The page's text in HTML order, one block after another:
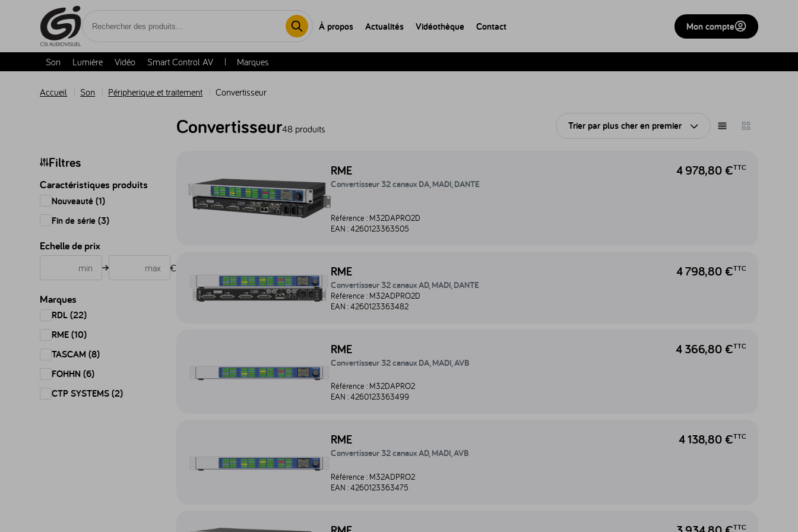
Accèder au contenu À propos Actualités Vidéothèque Contact Mon compte
Son Lumière Vidéo Smart Control AV Marques
Accueil Son Péripherique et traitement Convertisseur
Filtres
Caractéristiques produits
Nouveauté (1)
Fin de série (3)
Echelle de prix
€
Marques
RDL (22)
RME (10)
TASCAM (8)
FOHHN (6)
CTP SYSTEMS (2)
Convertisseur48 produits Trier par plus cher en premier Ouvrir le triAfficher en liste
Afficher en
RME
Convertisseur 32 canaux DA, MADI, DANTE
4 978,80 €TTC
Référence : M32DAPRO2D
EAN :4260123363505
RME
Convertisseur 32 canaux AD, MADI, DANTE
4 798,80 €TTC
Référence : M32ADPRO2D
EAN :4260123363482
RME
Convertisseur 32 canaux DA, MADI, AVB
4 366,80 €TTC
Référence : M32DAPRO2
EAN :4260123363499
RME
Convertisseur 32 canaux AD, MADI, AVB
4 138,80 €TTC
Référence : M32ADPRO2
EAN :4260123363475
TTC